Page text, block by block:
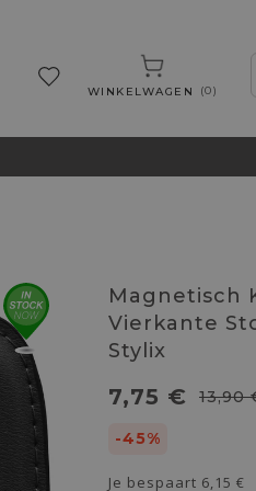
WINKELWAGEN 0
Magnetisch
Vierkante
Stylix
7,75 € 13,90
-45%
Je bespaart 6,15 €